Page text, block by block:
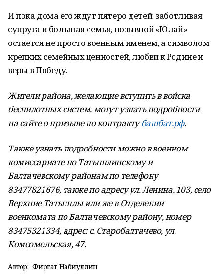
И пока дома его ждут пятеро детей, заботливая
супруга и большая семья, позывной «Юлай»
остается не просто военным именем, а символом
крепких семейных ценностей, любви к Родине и
веры в Победу.
Жители района, желающие вступить в войска
беспилотных систем, могут узнать подробности
на сайте о призыве по контрактубашбат.рф.
Также узнать подробности можно в военном
комиссариате по Татышлинскому и
Балтачевскому районам по телефону
83477821676, также по адресу ул. Ленина, 103, село
Верхние Татышлы или же в Отделении
военкомата по Балтачевскому району, номер
83475321334, адрес: с. Старобалтачево, ул.
Комсомольская, 47.
Автор: Фиргат Набиуллин